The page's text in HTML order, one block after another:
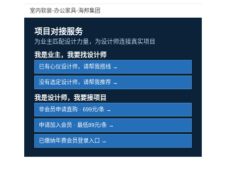
室内软装-办公家具-海邦集团
项目对接服务
为业主匹配设计力量，为设计师连接真实项目
我是业主，我要找设计师
已有心仪设计师，请帮我搭线 →
没有选定设计师，请帮我推荐 →
我是设计师，我要接项目
非会员申请直购 · 699元/条 →
申请加入会员 · 最低89元/条 →
已缴纳年费会员登录入口 →